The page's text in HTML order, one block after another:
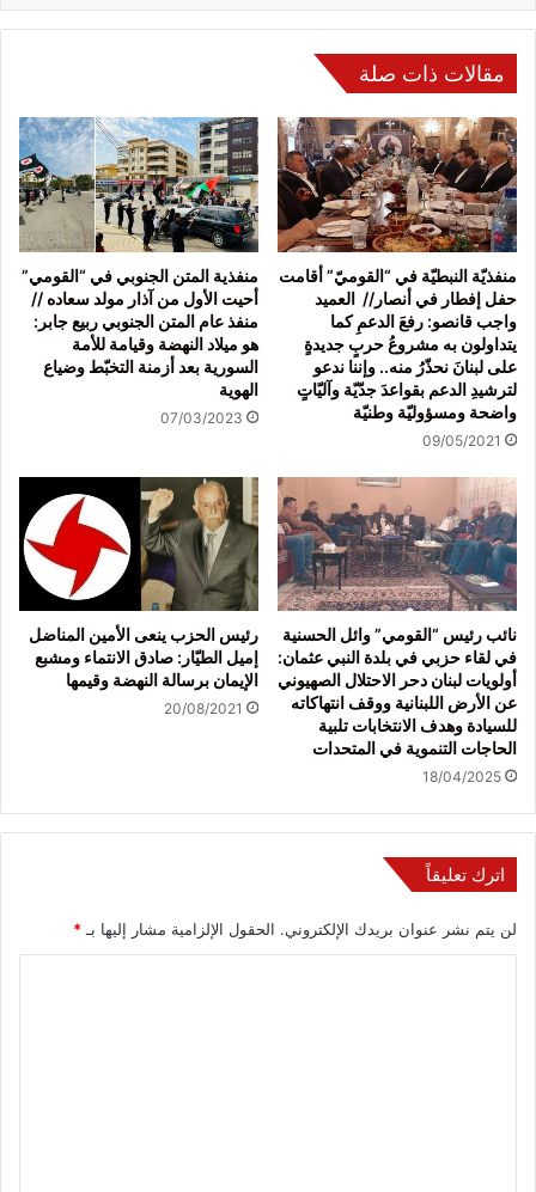
مقالات ذات صلة
منفذيّة النبطيّة في “القوميّ” أقامت
حفل إفطار في أنصار// العميد
واجب قانصو: رفعَ الدعمِ كما
يتداولون به مشروعُ حربٍ جديدةٍ
على لبنانَ نحذّرُ منه.. وإننا ندعو
لترشيدِ الدعم بقواعدَ جدّيّة وآليّاتٍ
واضحة ومسؤوليّة وطنيّة
09/05/2021
منفذية المتن الجنوبي في “القومي”
أحيت الأول من آذار مولد سعاده //
منفذ عام المتن الجنوبي ربيع جابر:
هو ميلاد النهضة وقيامة للأمة
السورية بعد أزمنة التخبّط وضياع
الهوية
07/03/2023
نائب رئيس “القومي” وائل الحسنية
في لقاء حزبي في بلدة النبي عثمان:
أولويات لبنان دحر الاحتلال الصهيوني
عن الأرض اللبنانية ووقف انتهاكاته
للسيادة وهدف الانتخابات تلبية
الحاجات التنموية في المتحدات
18/04/2025
رئيس الحزب ينعى الأمين المناضل
إميل الطيّار: صادق الانتماء ومشبع
الإيمان برسالة النهضة وقيمها
20/08/2021
اترك تعليقاً
لن يتم نشر عنوان بريدك الإلكتروني. الحقول الإلزامية مشار إليها بـ*